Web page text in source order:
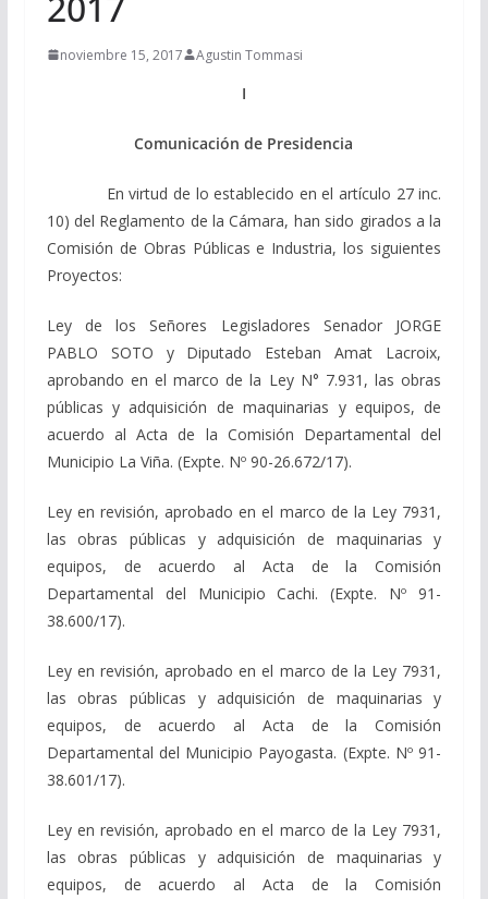
noviembre 15, 2017 Agustin Tommasi
I
Comunicación de Presidencia
En virtud de lo establecido en el artículo 27 inc.
10) del Reglamento de la Cámara, han sido girados a la
Comisión de Obras Públicas e Industria, los siguientes
Proyectos:
Ley de los Señores Legisladores Senador JORGE
PABLO SOTO y Diputado Esteban Amat Lacroix,
aprobando en el marco de la Ley N° 7.931, las obras
públicas y adquisición de maquinarias y equipos, de
acuerdo al Acta de la Comisión Departamental del
Municipio La Viña. (Expte. Nº 90-26.672/17).
Ley en revisión, aprobado en el marco de la Ley 7931,
las obras públicas y adquisición de maquinarias y
equipos, de acuerdo al Acta de la Comisión
Departamental del Municipio Cachi. (Expte. Nº 91-
38.600/17).
Ley en revisión, aprobado en el marco de la Ley 7931,
las obras públicas y adquisición de maquinarias y
equipos, de acuerdo al Acta de la Comisión
Departamental del Municipio Payogasta. (Expte. Nº 91-
38.601/17).
Ley en revisión, aprobado en el marco de la Ley 7931,
las obras públicas y adquisición de maquinarias y
equipos, de acuerdo al Acta de la Comisión